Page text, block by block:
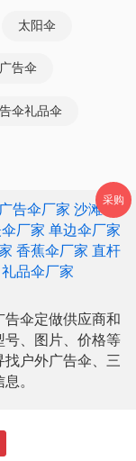
太阳伞
告伞
伞礼品伞
告伞厂家 沙滩伞
厂家 单边伞厂家
香蕉伞厂家 直杆
礼品伞厂家
伞定做供应商和
、图片、价格等
户外广告伞、三
。
采购